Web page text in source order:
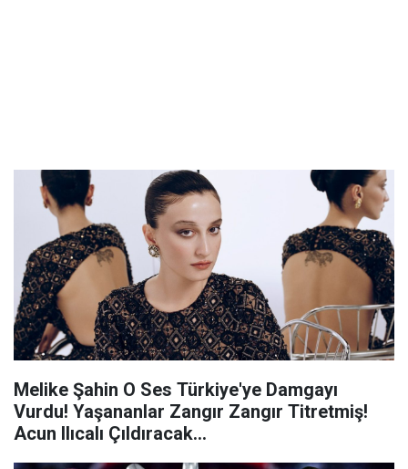
Melike Şahin O Ses Türkiye'ye Damgayı
Vurdu! Yaşananlar Zangır Zangır Titretmiş!
Acun Ilıcalı Çıldıracak…